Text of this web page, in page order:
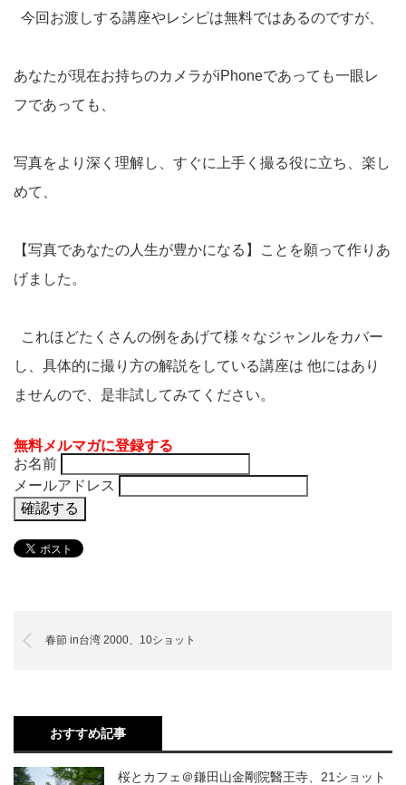
今回お渡しする講座やレシピは無料ではあるのですが、
あなたが現在お持ちのカメラがiPhoneであっても一眼レ
フであっても、
写真をより深く理解し、すぐに上手く撮る役に立ち、楽し
めて、
【写真であなたの人生が豊かになる】ことを願って作りあ
げました。
これほどたくさんの例をあげて様々なジャンルをカバー
し、具体的に撮り方の解説をしている講座は 他にはあり
ませんので、是非試してみてください。
無料メルマガに登録する
お名前
メールアドレス
春節 in台湾 2000、10ショット
おすすめ記事
桜とカフェ＠鎌田山金剛院醫王寺、21ショット